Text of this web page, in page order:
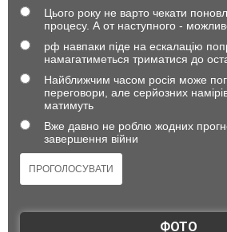
Цього року не варто чекати
процесу. А от наступного -
рф навпаки піде на ескалацію
намагатиметься триматися до
Найближчим часом росія може
переговори, але серйозних
матимуть
Вже давно не роблю жодних
завершення війни
ФОТО